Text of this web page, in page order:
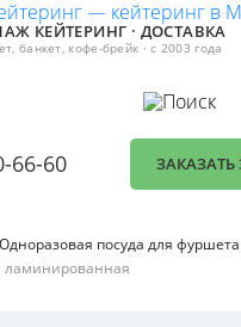
КЕЙТЕРИНГ · ДОСТАВКА
банкет, кофе-брейк · с 2003 года
66-60
Одноразовая посуда для фуршета
ламинированная